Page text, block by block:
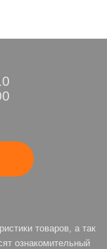
товаров, а так
ознакомительный